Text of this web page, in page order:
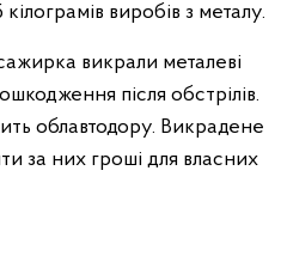
виробів з металу.
викрали металеві
після обстрілів.
облавтодору. Викрадене
за них гроші для власних